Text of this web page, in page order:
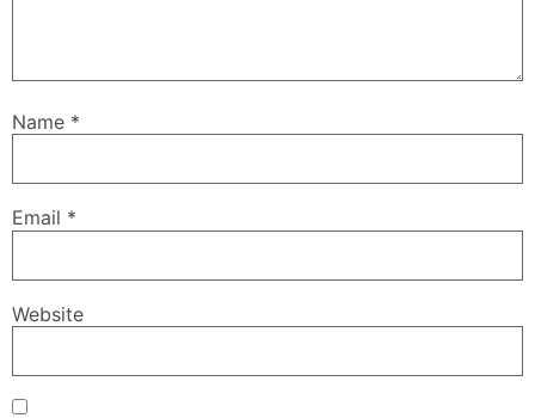
Name *
Email *
Website